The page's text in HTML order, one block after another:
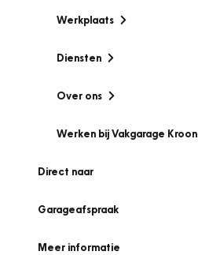
Werkplaats
Diensten
Over ons
Werken bij Vakgarage Kroon
Direct naar
Garageafspraak
Meer informatie